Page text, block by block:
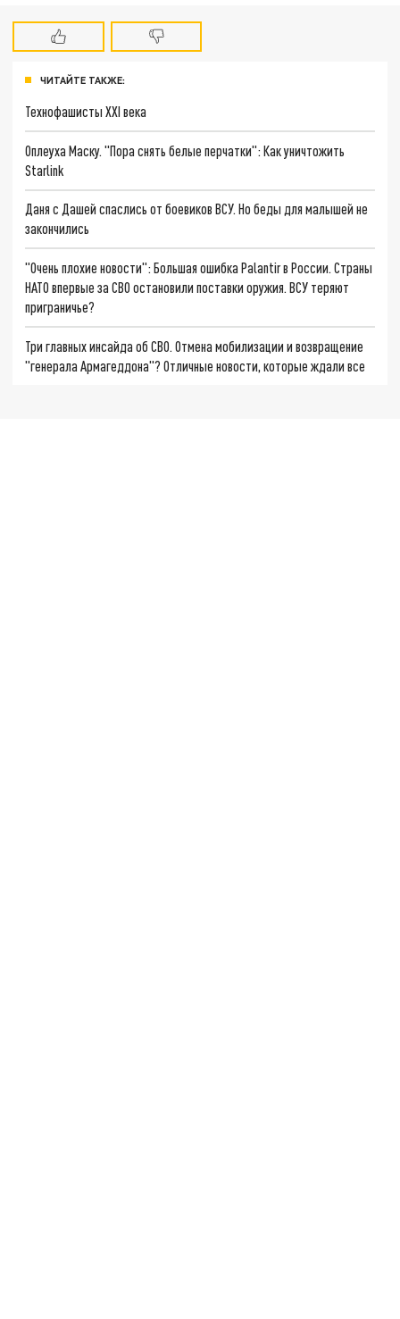
ЧИТАЙТЕ ТАКЖЕ:
Технофашисты XXI века
Оплеуха Маску. "Пора снять белые перчатки": Как уничтожить
Starlink
Даня с Дашей спаслись от боевиков ВСУ. Но беды для малышей не
закончились
"Очень плохие новости": Большая ошибка Palantir в России. Страны
НАТО впервые за СВО остановили поставки оружия. ВСУ теряют
приграничье?
Три главных инсайда об СВО. Отмена мобилизации и возвращение
"генерала Армагеддона"? Отличные новости, которые ждали все